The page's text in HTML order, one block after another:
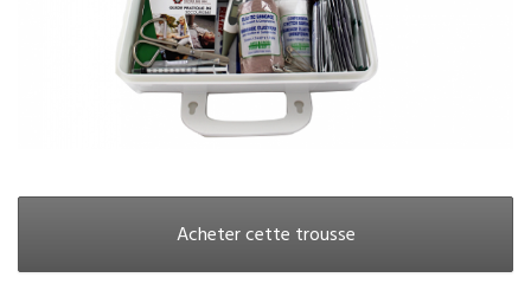
Acheter cette trousse